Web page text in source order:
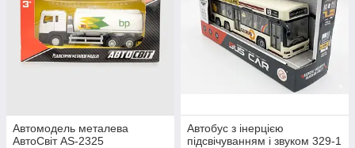
Автомодель металева
АвтоСвіт AS-2325
Автобус з інерцією
підсвічуванням і звуком 329-1